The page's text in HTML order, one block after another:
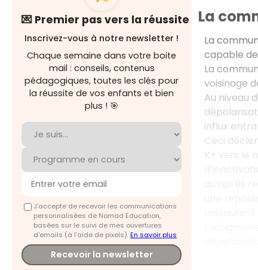
💌 Premier pas vers la réussite
Inscrivez-vous à notre newsletter !
Chaque semaine dans votre boite
mail : conseils, contenus
pédagogiques, toutes les clés pour
la réussite de vos enfants et bien
plus ! 🎯
J'accepte de recevoir les communications
personnalisées de Nomad Education,
basées sur le suivi de mes ouvertures
d'emails (à l’aide de pixels).En savoir plus
Recevoir la newsletter
La
La
capable
La
voisinage
Au niveau
influx
Ceci
K+ vers le